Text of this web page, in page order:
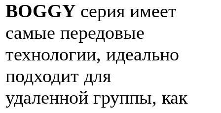
BOGGY серия имеет
самые передовые
технологии, идеально
подходит для
удаленной группы, как